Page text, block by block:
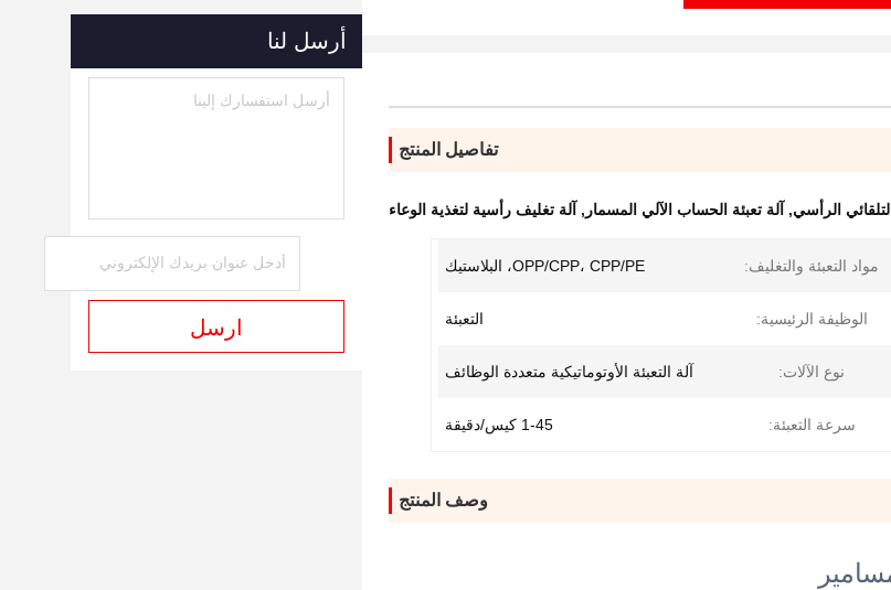
تفاصيل المنتج
الرأسي, آلة تعبئة الحساب الآلي المسمار , آلة تغليف رأسية لتغذية الوعاء
مواد التعبئة والتغليف: OPP/CPP، CPP/PE، البلاستيك
الوظيفة الرئيسية: التعبئة
نوع الآلات: آلة التعبئة الأوتوماتيكية متعددة الوظائف
سرعة التعبئة: 1-45 كيس/دقيقة
وصف المنتج
أرسل لنا
ارسل